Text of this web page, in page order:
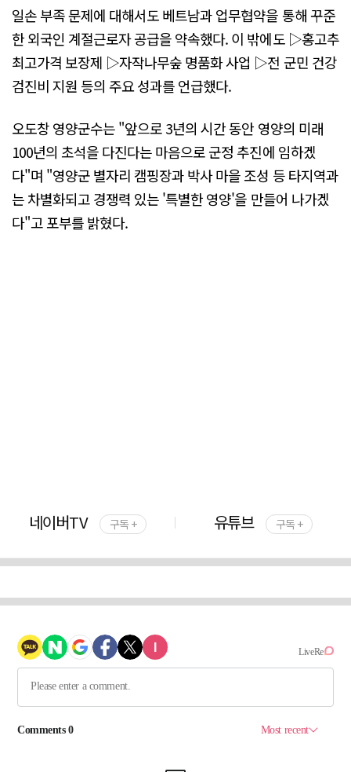
일손 부족 문제에 대해서도 베트남과 업무협약을 통해 꾸준
한 외국인 계절근로자 공급을 약속했다. 이 밖에도 ▷홍고추
최고가격 보장제 ▷자작나무숲 명품화 사업 ▷전 군민 건강
검진비 지원 등의 주요 성과를 언급했다.
오도창 영양군수는 "앞으로 3년의 시간 동안 영양의 미래
100년의 초석을 다진다는 마음으로 군정 추진에 임하겠
다"며 "영양군 별자리 캠핑장과 박사 마을 조성 등 타지역과
는 차별화되고 경쟁력 있는 '특별한 영양'을 만들어 나가겠
다"고 포부를 밝혔다.
네이버TV 구독 + 유튜브 구독 +